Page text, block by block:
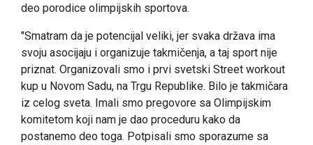
deo porodice olimpijskih sportova.
"Smatram da je potencijal veliki, jer svaka država ima
svoju asocijaju i organizuje takmičenja, a taj sport nije
priznat. Organizovali smo i prvi svetski Street workout
kup u Novom Sadu, na Trgu Republike. Bilo je takmičara
iz celog sveta. Imali smo pregovore sa Olimpijskim
komitetom koji nam je dao proceduru kako da
postanemo deo toga. Potpisali smo sporazume sa